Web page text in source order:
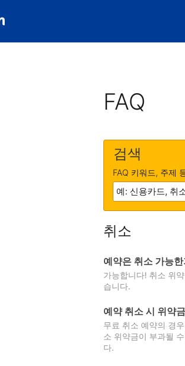
FAQ
검색
FAQ 키워드, 주제
취소
예약은 취소 가능
가능합니다! 취소 위
습니다.
예약 취소 시 위약
무료 취소 예약의 경
소 위약금이 부과될
다.